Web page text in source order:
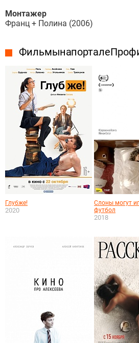
Монтажер
Франц + Полина (2006)
Фильмы на портале
Глубже!
2020
Слоны могут
футбол
2018